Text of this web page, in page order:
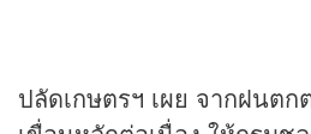
ปลัดเกษตรฯ เผย จากฝนต